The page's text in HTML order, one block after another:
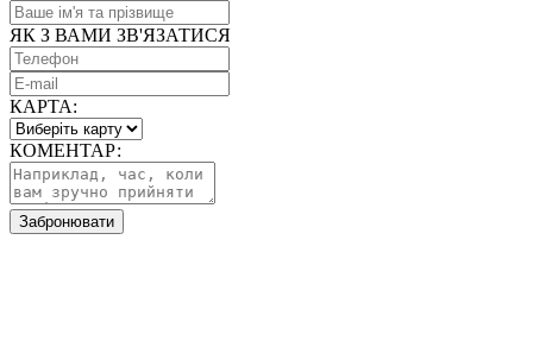
ЯК З ВАМИ ЗВ'ЯЗАТИСЯ
КАРТА:
КОМЕНТАР:
Забронювати